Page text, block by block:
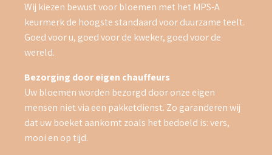
Wij kiezen bewust voor bloemen met het MPS-A
keurmerk de hoogste standaard voor duurzame teelt.
Goed voor u, goed voor de kweker, goed voor de
wereld.
Bezorging door eigen chauffeurs
Uw bloemen worden bezorgd door onze eigen
mensen niet via een pakketdienst. Zo garanderen wij
dat uw boeket aankomt zoals het bedoeld is: vers,
mooi en op tijd.